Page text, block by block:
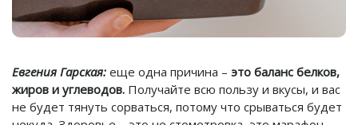
Евгения Гарская: еще одна причина – это баланс белков,
жиров и углеводов. Получайте всю пользу и вкусы, и вас
не будет тянуть сорваться, потому что срываться будет